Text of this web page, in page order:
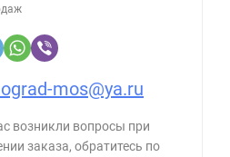
mos@ya.ru
возникли вопросы при
заказа, обратитесь по